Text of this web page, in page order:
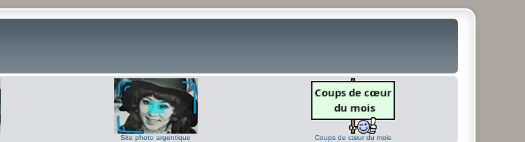
Site photo argentique Coups de cœur du mois